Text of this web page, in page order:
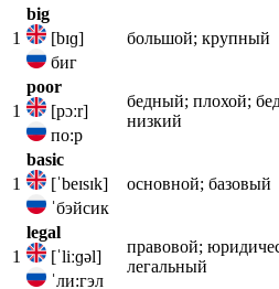
1
big
[bɪɡ]
биг
большой; крупный
1
poor
[pɔːr]
по:р
бедный; плохой;
низкий
1
basic
[ˈbeɪsɪk]
ˈбэйсик
основной; базовый
1
legal
[ˈliːɡəl]
ˈли:гэл
правовой;
легальный